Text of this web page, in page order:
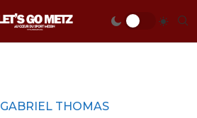
GABRIEL THOMAS